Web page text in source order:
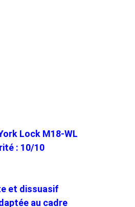
Lock M18-WL
: 10/10
et dissuasif
au cadre